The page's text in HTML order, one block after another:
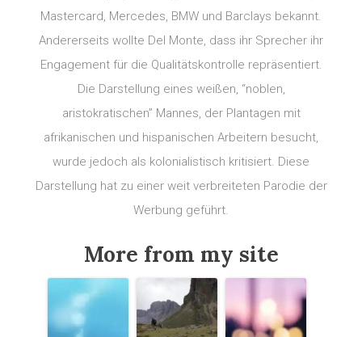
Mastercard, Mercedes, BMW und Barclays bekannt.
Andererseits wollte Del Monte, dass ihr Sprecher ihr
Engagement für die Qualitätskontrolle repräsentiert.
Die Darstellung eines weißen, “noblen,
aristokratischen” Mannes, der Plantagen mit
afrikanischen und hispanischen Arbeitern besucht,
wurde jedoch als kolonialistisch kritisiert. Diese
Darstellung hat zu einer weit verbreiteten Parodie der
Werbung geführt.
More from my site